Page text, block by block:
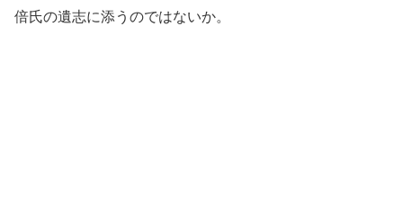
倍氏の遺志に添うのではないか。